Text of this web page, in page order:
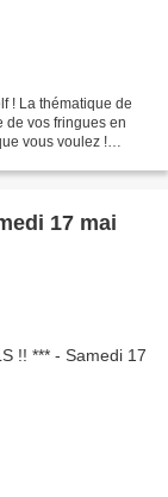
! La thématique de
de vos fringues en
vous voulez !
17 mai